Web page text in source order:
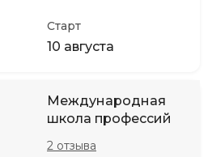
Старт
10 августа
Международная
школа профессий
2 отзыва